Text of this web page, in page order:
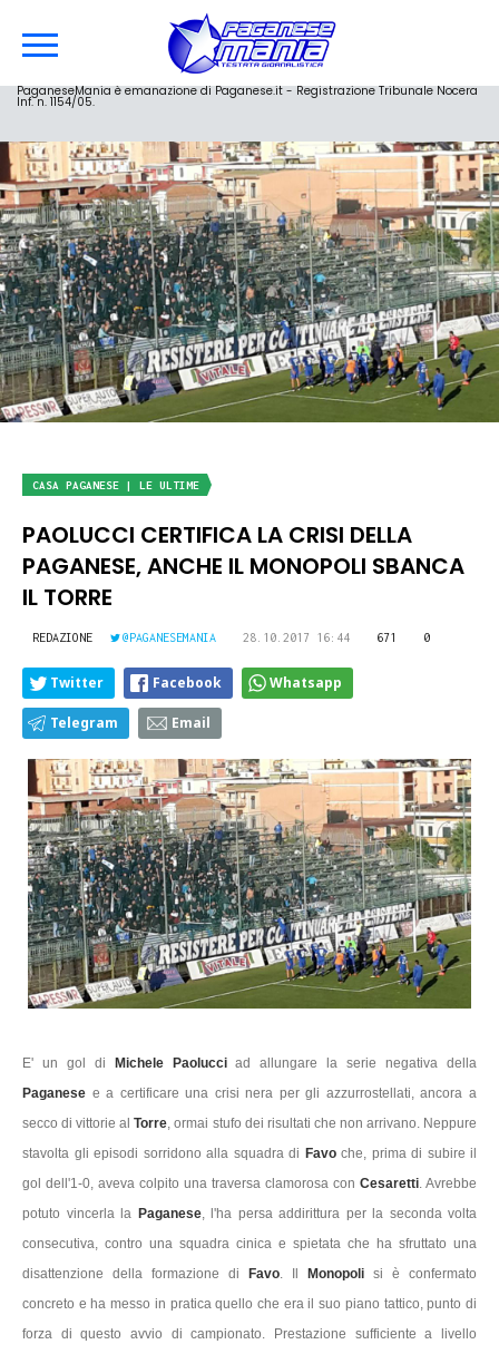
PaganeseMania è emanazione di Paganese.it - Registrazione Tribunale Nocera
Inf. n. 1154/05.
CASA PAGANESE | LE ULTIME
PAOLUCCI CERTIFICA LA CRISI DELLA
PAGANESE, ANCHE IL MONOPOLI SBANCA
IL TORRE
REDAZIONE @PAGANESEMANIA 28.10.2017 16:44 671 0
Twitter Facebook Whatsapp
Telegram Email
E' un gol di Michele Paolucciad allungare la serie negativa della
Paganese e a certificare una crisi nera per gli azzurrostellati, ancora a
secco di vittorie alTorre, ormai stufo dei risultati che non arrivano. Neppure
stavolta gli episodi sorridono alla squadra di Favo che, prima di subire il
gol dell'1-0, aveva colpito una traversa clamorosa con Cesaretti. Avrebbe
potuto vincerla la Paganese, l'ha persa addirittura per la seconda volta
consecutiva, contro una squadra cinica e spietata che ha sfruttato una
disattenzione della formazione di Favo. Il Monopoli si è confermato
concreto e ha messo in pratica quello che era il suo piano tattico, punto di
forza di questo avvio di campionato. Prestazione sufficiente a livello